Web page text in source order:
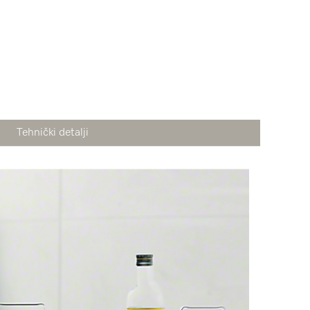
Tehnički detalji